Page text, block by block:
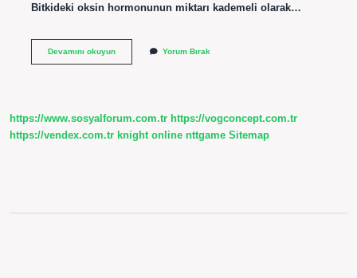
Bitkideki oksin hormonunun miktarı kademeli olarak…
Devamını okuyunZeatin
Yorum Bırak
https://www.sosyalforum.com.tr https://vogconcept.com.tr
https://vendex.com.tr knight online nttgame Sitemap